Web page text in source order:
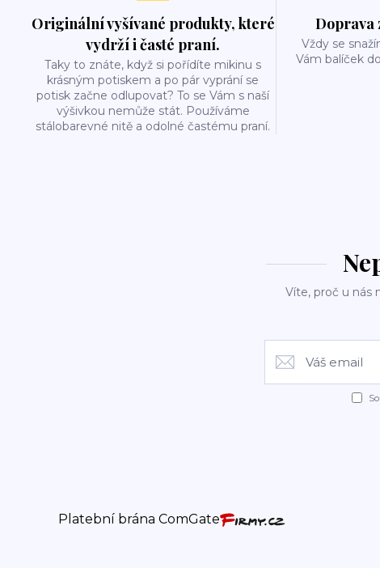
Originální vyšívané produkty, které
vydrží i časté praní.
Taky to znáte, když si pořídíte mikinu s
krásným potiskem a po pár vyprání se
potisk začne odlupovat? To se Vám s naší
výšivkou nemůže stát. Používáme
stálobarevné nitě a odolné častému praní.
Doprava
Vždy se
Vám balíček
Víte, proč u nás
Platební brána ComGate